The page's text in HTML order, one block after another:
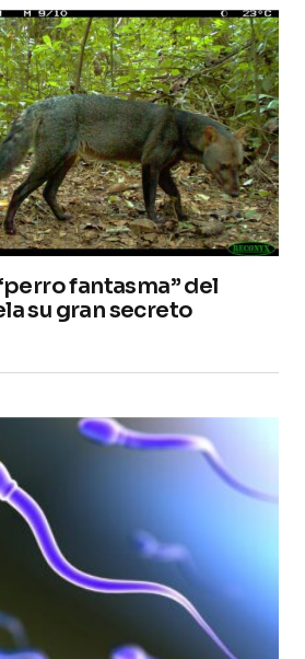
correo electrónico y web en
para la próxima vez que
fantasma” del
su gran secreto